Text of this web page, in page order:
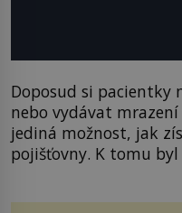
Doposud si pacientky
nebo vydávat mrazení
jediná možnost, jak
pojišťovny. K tomu